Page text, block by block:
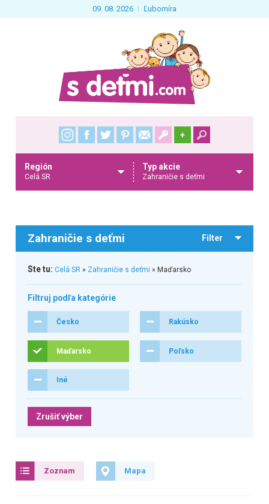
09. 08. 2026 Ľubomíra
+
Región
Celá SR
Typ akcie
Zahraničie s deťmi
Zahraničie s deťmi Filter
Ste tu: Celá SR» Zahraničie s deťmi » Maďarsko
Filtruj podľa kategórie
Česko Rakúsko
Maďarsko Poľsko
Iné
Zrušiť výber
Zoznam Mapa